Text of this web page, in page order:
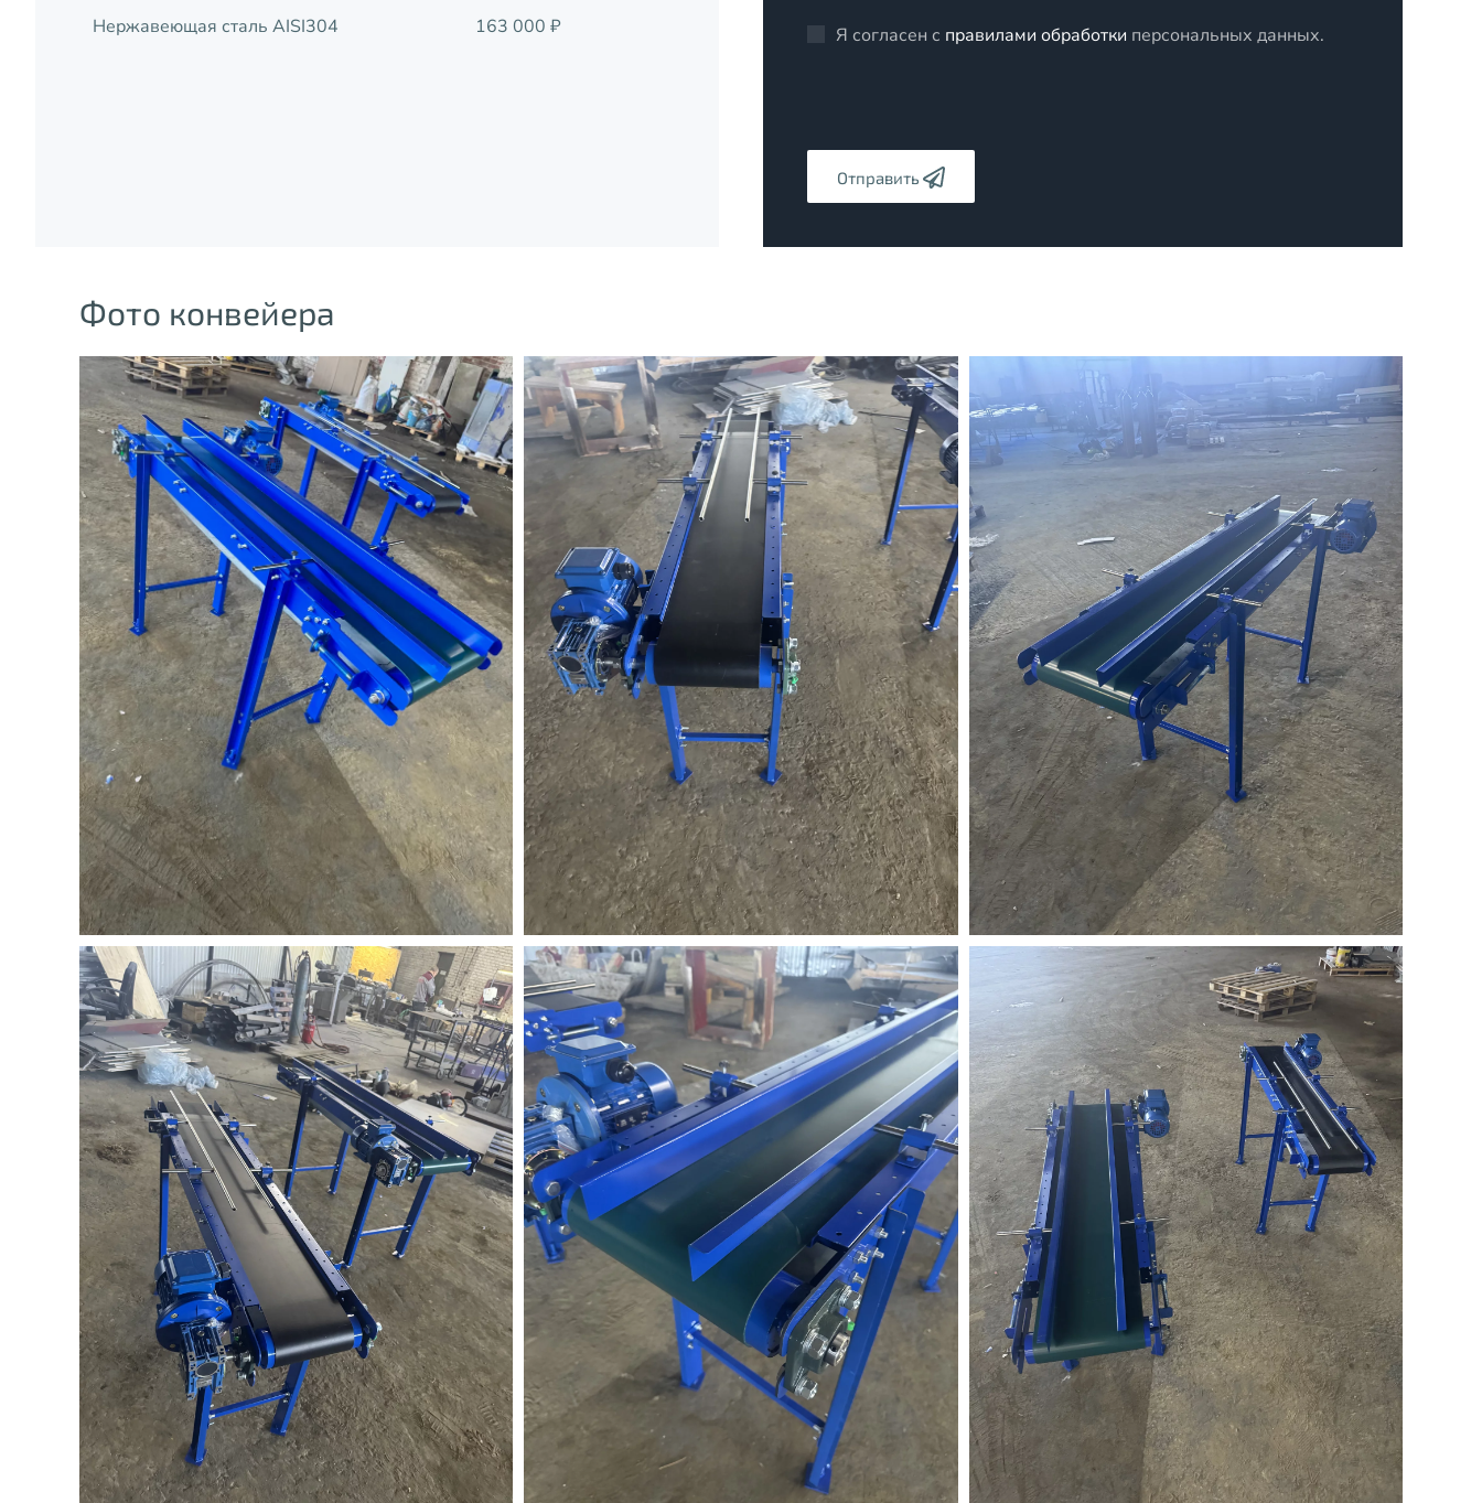
Нержавеющая сталь AISI304 163 000 ₽ Я согласен с правилами обработки персональных данных.
Отправить
Фото конвейера